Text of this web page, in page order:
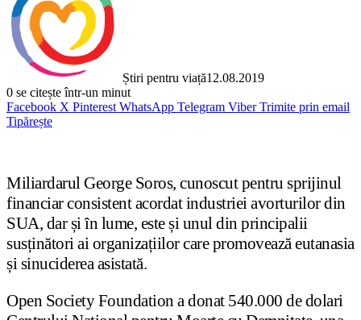
Știri pentru viață12.08.2019
0 se citește într-un minut
Facebook X Pinterest WhatsApp Telegram Viber Trimite prin email
Tipărește
Miliardarul George Soros, cunoscut pentru sprijinul
financiar consistent acordat industriei avorturilor din
SUA, dar și în lume, este și unul din principalii
susținători ai organizațiilor care promovează eutanasia
și sinuciderea asistată.
Open Society Foundation a donat 540.000 de dolari